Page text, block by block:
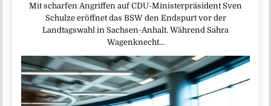
Mit scharfen Angriffen auf CDU-Ministerpräsident Sven
Schulze eröffnet das BSW den Endspurt vor der
Landtagswahl in Sachsen-Anhalt. Während Sahra
Wagenknecht…